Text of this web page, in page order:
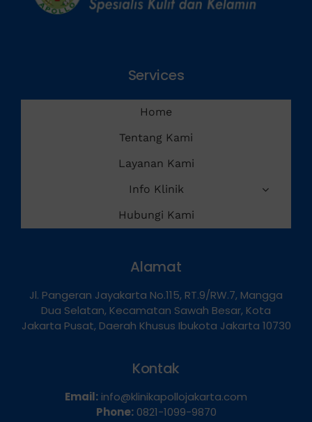
Services
Home
Tentang Kami
Layanan Kami
Info Klinik
Hubungi Kami
Alamat
Jl. Pangeran Jayakarta No.115, RT.9/RW.7, Mangga
Dua Selatan, Kecamatan Sawah Besar, Kota
Jakarta Pusat, Daerah Khusus Ibukota Jakarta 10730
Kontak
Email: info@klinikapollojakarta.com
Phone:0821-1099-9870